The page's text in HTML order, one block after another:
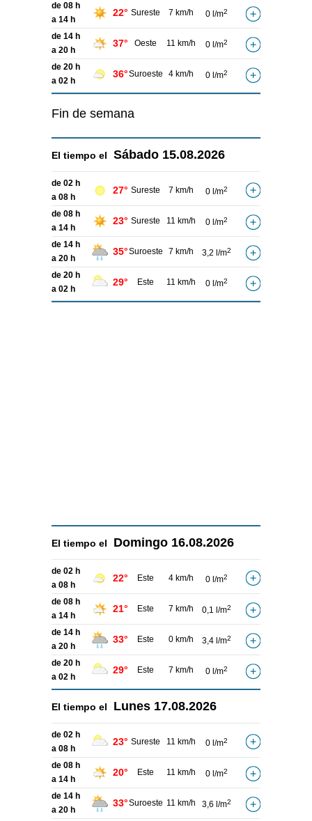
de 08 h
a 14 h
22° Sureste 7 km/h 0 l/m2
de 14 h
a 20 h
37° Oeste 11 km/h 0 l/m2
de 20 h
a 02 h
36°Suroeste 4 km/h 0 l/m2
Fin de semana
El tiempo el Sábado 15.08.2026
de 02 h
a 08 h
27° Sureste 7 km/h 0 l/m2
de 08 h
a 14 h
23° Sureste 11 km/h 0 l/m2
de 14 h
a 20 h
35°Suroeste 7 km/h 3,2 l/m2
de 20 h
a 02 h
29° Este 11 km/h 0 l/m2
El tiempo el Domingo 16.08.2026
de 02 h
a 08 h
22° Este 4 km/h 0 l/m2
de 08 h
a 14 h
21° Este 7 km/h 0,1 l/m2
de 14 h
a 20 h
33° Este 0 km/h 3,4 l/m2
de 20 h
a 02 h
29° Este 7 km/h 0 l/m2
El tiempo el Lunes 17.08.2026
de 02 h
a 08 h
23° Sureste 11 km/h 0 l/m2
de 08 h
a 14 h
20° Este 11 km/h 0 l/m2
de 14 h
a 20 h
33°Suroeste 11 km/h 3,6 l/m2